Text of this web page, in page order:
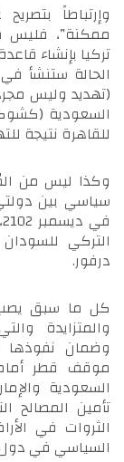
وإرتباطاً
ممكنة”، فليس
تركيا بإنشاء
الحالة ستنشأ
(تهديد وليس
السعودية
للقاهرة نتيجة
وكذا ليس من
سياسي بين
التركي
درفور.
كل ما سبق يصب
والمتزايدة
وضمان نفوذها
موقف قطر
السعودية
تأمين المصالح
الثروات في
السياسي في